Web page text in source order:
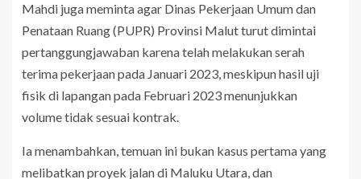
Mahdi juga meminta agar Dinas Pekerjaan Umum dan
Penataan Ruang (PUPR) Provinsi Malut turut dimintai
pertanggungjawaban karena telah melakukan serah
terima pekerjaan pada Januari 2023, meskipun hasil uji
fisik di lapangan pada Februari 2023 menunjukkan
volume tidak sesuai kontrak.
Ia menambahkan, temuan ini bukan kasus pertama yang
melibatkan proyek jalan di Maluku Utara, dan